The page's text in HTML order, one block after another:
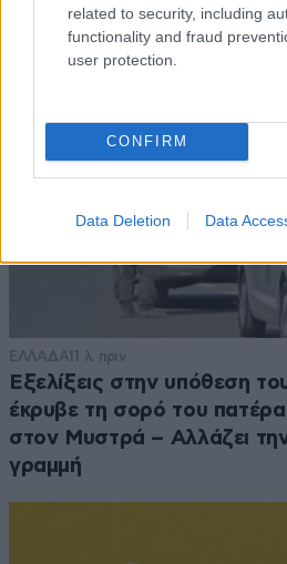
related to security, including
functionality and fraud
user protection.
CONFIRM
Data Deletion Data
ΕΛΛΑΔΑ11 λ. πριν
Εξελίξεις στην υπόθεση
έκρυβε τη σορό του
στον Μυστρά – Αλλάζει
γραμμή